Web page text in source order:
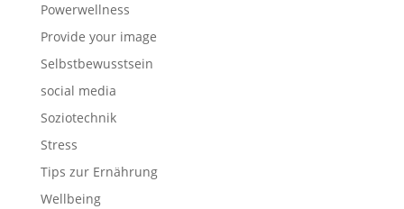
Powerwellness
Provide your image
Selbstbewusstsein
social media
Soziotechnik
Stress
Tips zur Ernährung
Wellbeing